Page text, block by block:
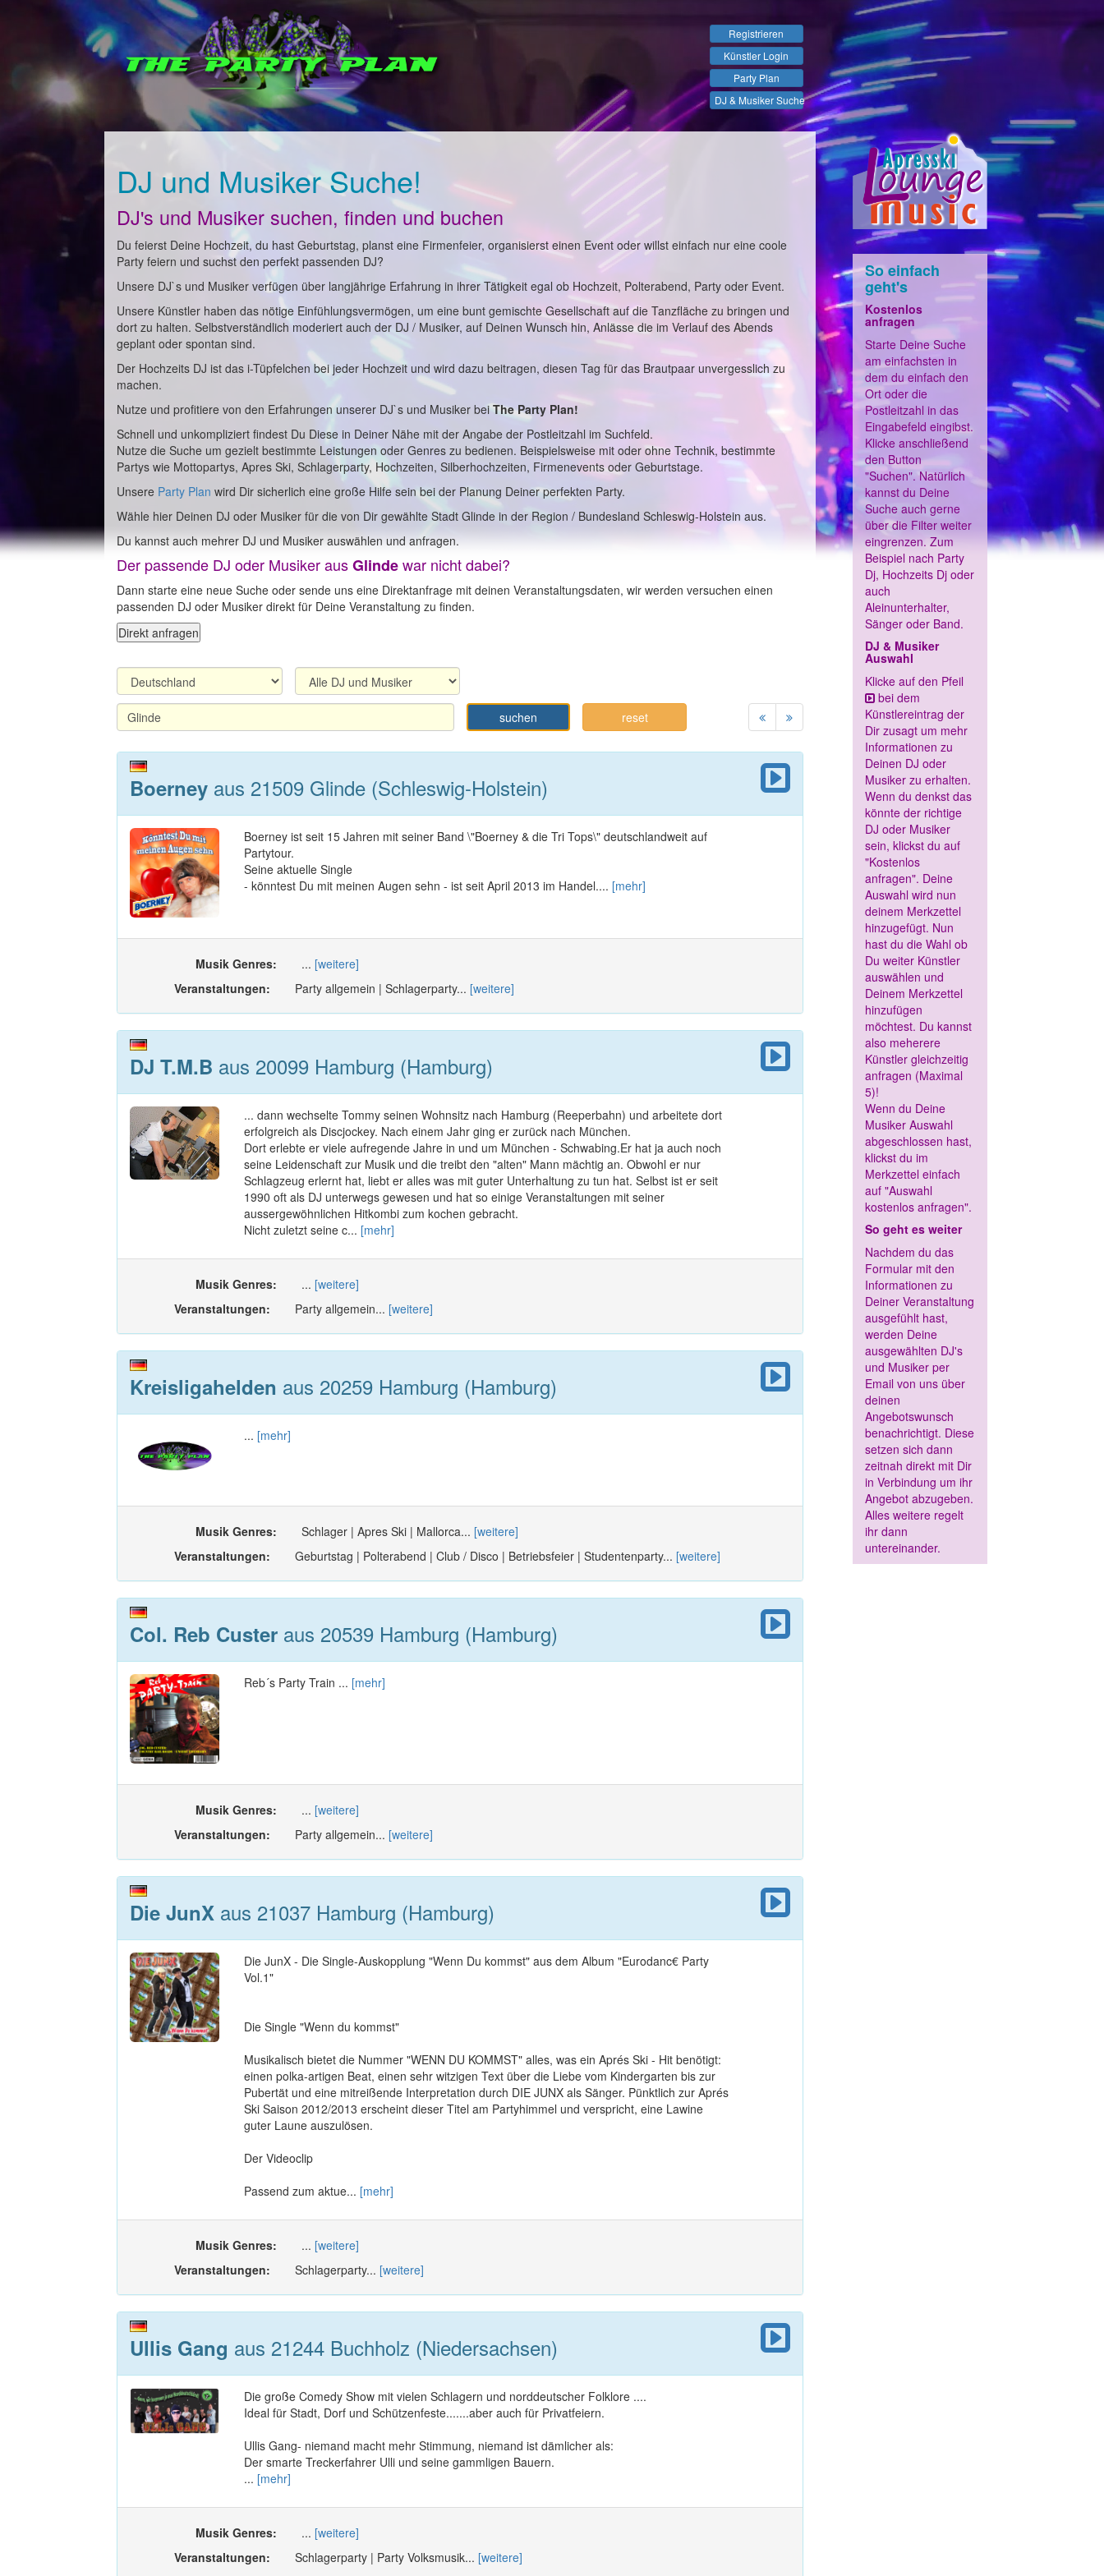
Registrieren
Künstler Login
Party Plan
DJ & Musiker Suche
DJ und Musiker Suche!
DJ's und Musiker suchen, finden und buchen
Du feierst Deine Hochzeit, du hast Geburtstag, planst eine Firmenfeier, organisierst einen Event oder willst einfach nur eine coole
Party feiern und suchst den perfekt passenden DJ?
Unsere DJ`s und Musiker verfügen über langjährige Erfahrung in ihrer Tätigkeit egal ob Hochzeit, Polterabend, Party oder Event.
Unsere Künstler haben das nötige Einfühlungsvermögen, um eine bunt gemischte Gesellschaft auf die Tanzfläche zu bringen und
dort zu halten. Selbstverständlich moderiert auch der DJ / Musiker, auf Deinen Wunsch hin, Anlässe die im Verlauf des Abends
geplant oder spontan sind.
Der Hochzeits DJ ist das i-Tüpfelchen bei jeder Hochzeit und wird dazu beitragen, diesen Tag für das Brautpaar unvergesslich zu
machen.
Nutze und profitiere von den Erfahrungen unserer DJ`s und Musiker beiThe Party Plan!
Schnell und unkompliziert findest Du Diese in Deiner Nähe mit der Angabe der Postleitzahl im Suchfeld.
Nutze die Suche um gezielt bestimmte Leistungen oder Genres zu bedienen. Beispielsweise mit oder ohne Technik, bestimmte
Partys wie Mottopartys, Apres Ski, Schlagerparty, Hochzeiten, Silberhochzeiten, Firmenevents oder Geburtstage.
Unsere Party Plan wird Dir sicherlich eine große Hilfe sein bei der Planung Deiner perfekten Party.
Wähle hier Deinen DJ oder Musiker für die von Dir gewählte Stadt Glinde in der Region / Bundesland Schleswig-Holstein aus.
Du kannst auch mehrer DJ und Musiker auswählen und anfragen.
Der passende DJ oder Musiker ausGlindewar nicht dabei?
Dann starte eine neue Suche oder sende uns eine Direktanfrage mit deinen Veranstaltungsdaten, wir werden versuchen einen
passenden DJ oder Musiker direkt für Deine Veranstaltung zu finden.
Direkt anfragen
suchen reset
Boerney aus 21509 Glinde (Schleswig-Holstein)
Boerney ist seit 15 Jahren mit seiner Band \"Boerney & die Tri Tops\" deutschlandweit auf
Partytour.
Seine aktuelle Single
- könntest Du mit meinen Augen sehn - ist seit April 2013 im Handel.... [mehr]
Musik Genres: ... [weitere]
Veranstaltungen:
Party allgemein | Schlagerparty... [weitere]
DJ T.M.B aus 20099 Hamburg (Hamburg)
... dann wechselte Tommy seinen Wohnsitz nach Hamburg (Reeperbahn) und arbeitete dort
erfolgreich als Discjockey. Nach einem Jahr ging er zurück nach München.
Dort erlebte er viele aufregende Jahre in und um München - Schwabing.Er hat ja auch noch
seine Leidenschaft zur Musik und die treibt den "alten" Mann mächtig an. Obwohl er nur
Schlagzeug erlernt hat, liebt er alles was mit guter Unterhaltung zu tun hat. Selbst ist er seit
1990 oft als DJ unterwegs gewesen und hat so einige Veranstaltungen mit seiner
aussergewöhnlichen Hitkombi zum kochen gebracht.
Nicht zuletzt seine c... [mehr]
Musik Genres: ... [weitere]
Veranstaltungen:
Party allgemein... [weitere]
Kreisligahelden aus 20259 Hamburg (Hamburg)
... [mehr]
Musik Genres: Schlager | Apres Ski | Mallorca... [weitere]
Veranstaltungen:
Geburtstag | Polterabend | Club / Disco | Betriebsfeier | Studentenparty... [weitere]
Col. Reb Custer aus 20539 Hamburg (Hamburg)
Reb´s Party Train ... [mehr]
Musik Genres: ... [weitere]
Veranstaltungen:
Party allgemein... [weitere]
Die JunX aus 21037 Hamburg (Hamburg)
Die JunX - Die Single-Auskopplung "Wenn Du kommst" aus dem Album "Eurodanc€ Party
Vol.1"
Die Single "Wenn du kommst"
Musikalisch bietet die Nummer "WENN DU KOMMST" alles, was ein Aprés Ski - Hit benötigt:
einen polka-artigen Beat, einen sehr witzigen Text über die Liebe vom Kindergarten bis zur
Pubertät und eine mitreißende Interpretation durch DIE JUNX als Sänger. Pünktlich zur Aprés
Ski Saison 2012/2013 erscheint dieser Titel am Partyhimmel und verspricht, eine Lawine
guter Laune auszulösen.
Der Videoclip
Passend zum aktue... [mehr]
Musik Genres: ... [weitere]
Veranstaltungen:
Schlagerparty... [weitere]
Ullis Gang aus 21244 Buchholz (Niedersachsen)
Die große Comedy Show mit vielen Schlagern und norddeutscher Folklore ....
Ideal für Stadt, Dorf und Schützenfeste.......aber auch für Privatfeiern.
Ullis Gang- niemand macht mehr Stimmung, niemand ist dämlicher als:
Der smarte Treckerfahrer Ulli und seine gammligen Bauern.
... [mehr]
Musik Genres: ... [weitere]
Veranstaltungen:
Schlagerparty | Party Volksmusik... [weitere]
So einfach
geht's
Kostenlos
anfragen
Starte Deine Suche
am einfachsten in
dem du einfach den
Ort oder die
Postleitzahl in das
Eingabefeld eingibst.
Klicke anschließend
den Button
"Suchen". Natürlich
kannst du Deine
Suche auch gerne
über die Filter weiter
eingrenzen. Zum
Beispiel nach Party
Dj, Hochzeits Dj oder
auch
Aleinunterhalter,
Sänger oder Band.
DJ & Musiker
Auswahl
Klicke auf den Pfeil
bei dem
Künstlereintrag der
Dir zusagt um mehr
Informationen zu
Deinen DJ oder
Musiker zu erhalten.
Wenn du denkst das
könnte der richtige
DJ oder Musiker
sein, klickst du auf
"Kostenlos
anfragen". Deine
Auswahl wird nun
deinem Merkzettel
hinzugefügt. Nun
hast du die Wahl ob
Du weiter Künstler
auswählen und
Deinem Merkzettel
hinzufügen
möchtest. Du kannst
also meherere
Künstler gleichzeitig
anfragen (Maximal
5)!
Wenn du Deine
Musiker Auswahl
abgeschlossen hast,
klickst du im
Merkzettel einfach
auf "Auswahl
kostenlos anfragen".
So geht es weiter
Nachdem du das
Formular mit den
Informationen zu
Deiner Veranstaltung
ausgefühlt hast,
werden Deine
ausgewählten DJ's
und Musiker per
Email von uns über
deinen
Angebotswunsch
benachrichtigt. Diese
setzen sich dann
zeitnah direkt mit Dir
in Verbindung um ihr
Angebot abzugeben.
Alles weitere regelt
ihr dann
untereinander.